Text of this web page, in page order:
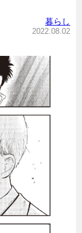
インタビュー
ニュース
スキル
ンタメ
暮らし
2022.08.02